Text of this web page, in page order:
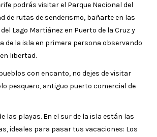
podrás visitar el Parque Nacional del
de rutas de senderismo, bañarte en las
Lago Martiánez en Puerto de la Cruz y
de la isla en primera persona observando
libertad.
con encanto, no dejes de visitar
pesquero, antiguo puerto comercial de
las playas. En el sur de la isla están las
ideales para pasar tus vacaciones: Los